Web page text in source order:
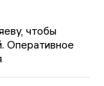
чтобы
Оперативное